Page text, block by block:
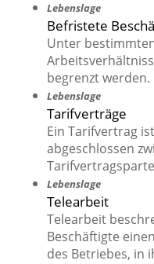
Lebenslage
Befristete
Unter
begrenzt werden.
Lebenslage
Tarifverträge
Ein Tarifvertrag
abgeschlossen
Lebenslage
Telearbeit
Telearbeit
Beschäftigte
des Betriebes, in